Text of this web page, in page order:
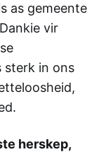
as gemeente
vir
sterk in ons
herskep,